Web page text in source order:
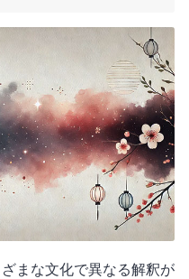
まな文化で異なる解釈が